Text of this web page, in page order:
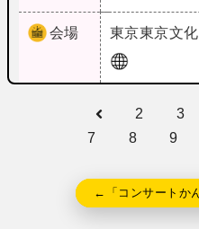
会場 東京東京文
2 3
7
8 9
←「コンサートか